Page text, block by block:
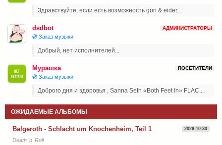
Здравствуйте, если есть возможность guri & eider...
dsdbot АДМИНИСТРАТОРЫ
💿 Заказ музыки
Добрый, нет исполнителей...
Мурашка ПОСЕТИТЕЛИ
💿 Заказ музыки
Доброго дня и здоровья , Sanna Seth «Both Feet In» FLAC...
ОЖИДАЕМЫЕ АЛЬБОМЫ
Balgeroth - Schlacht um Knochenheim, Teil 1 2026-10-30
Death 'n' Roll